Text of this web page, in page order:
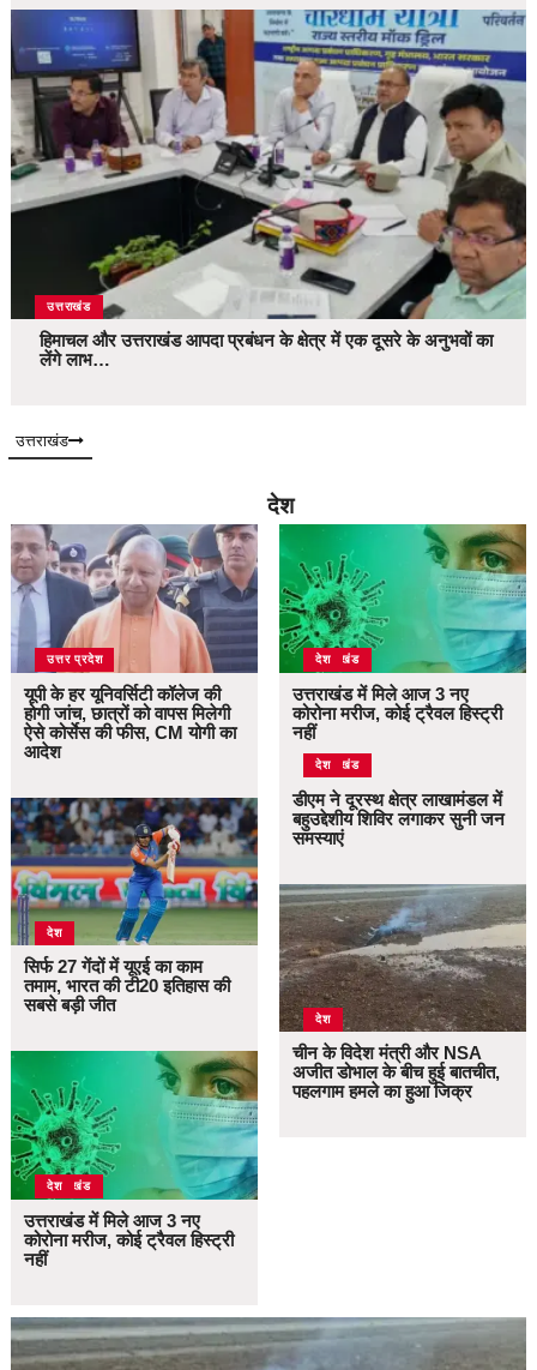
उत्तराखंड
हिमाचल और उत्तराखंड आपदा प्रबंधन के क्षेत्र में एक दूसरे के अनुभवों का
लेंगे लाभ…
उत्तराखंड
देश
उत्तर प्रदेश
यूपी के हर यूनिवर्सिटी कॉलेज की
होगी जांच, छात्रों को वापस मिलेगी
ऐसे कोर्सेस की फीस, CM योगी का
आदेश
देश
सिर्फ 27 गेंदों में यूएई का काम
तमाम, भारत की टी20 इतिहास की
सबसे बड़ी जीत
उत्तराखंड
देश
उत्तराखंड में मिले आज 3 नए
कोरोना मरीज, कोई ट्रैवल हिस्ट्री
नहीं
उत्तराखंड
देश
उत्तराखंड में मिले आज 3 नए
कोरोना मरीज, कोई ट्रैवल हिस्ट्री
नहीं
उत्तराखंड
देश
डीएम ने दूरस्थ क्षेत्र लाखामंडल में
बहुउद्देशीय शिविर लगाकर सुनी जन
समस्याएं
देश
चीन के विदेश मंत्री और NSA
अजीत डोभाल के बीच हुई बातचीत,
पहलगाम हमले का हुआ जिक्र